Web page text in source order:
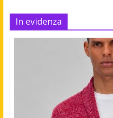
In evidenza